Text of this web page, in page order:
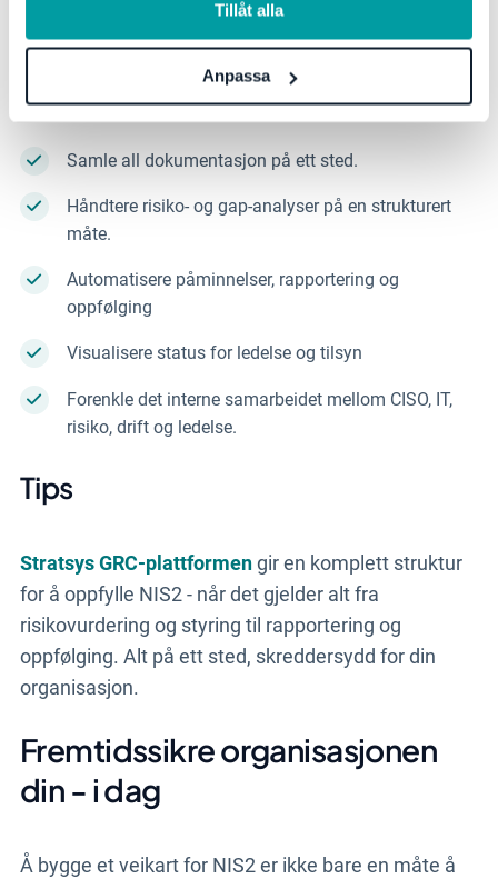
Tillåt alla
Anpassa
strategisk muliggjører.
Ifølge Per gjør en moderne GRC-plattform det blant
annet mulig å
Samle all dokumentasjon på ett sted.
Håndtere risiko- og gap-analyser på en strukturert
måte.
Automatisere påminnelser, rapportering og
oppfølging
Visualisere status for ledelse og tilsyn
Forenkle det interne samarbeidet mellom CISO, IT,
risiko, drift og ledelse.
Tips
Stratsys GRC-plattformengir en komplett struktur
for å oppfylle NIS2 - når det gjelder alt fra
risikovurdering og styring til rapportering og
oppfølging. Alt på ett sted, skreddersydd for din
organisasjon.
Fremtidssikre organisasjonen
din - i dag
Å bygge et veikart for NIS2 er ikke bare en måte å